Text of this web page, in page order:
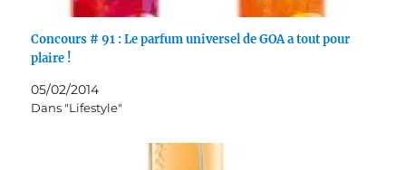
Concours # 91 : Le parfum universel de GOA a tout pour
plaire !
05/02/2014
Dans "Lifestyle"